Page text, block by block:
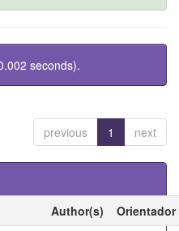
seconds).
previous 1 next
Author(s)
Orientador